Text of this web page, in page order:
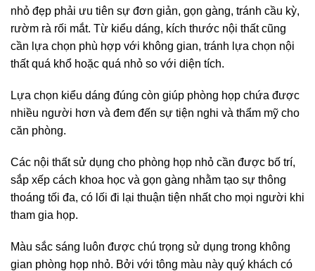
nhỏ đẹp phải ưu tiên sự đơn giản, gọn gàng, tránh cầu kỳ,
rườm rà rối mắt. Từ kiểu dáng, kích thước nội thất cũng
cần lựa chọn phù hợp với không gian, tránh lựa chọn nội
thất quá khổ hoặc quá nhỏ so với diện tích.
Lựa chọn kiểu dáng đúng còn giúp phòng họp chứa được
nhiều người hơn và đem đến sự tiện nghi và thẩm mỹ cho
căn phòng.
Các nội thất sử dụng cho phòng họp nhỏ cần được bố trí,
sắp xếp cách khoa học và gọn gàng nhằm tạo sự thông
thoáng tối đa, có lối đi lại thuận tiện nhất cho mọi người khi
tham gia họp.
Màu sắc sáng luôn được chú trọng sử dụng trong không
gian phòng họp nhỏ. Bởi với tông màu này quý khách có